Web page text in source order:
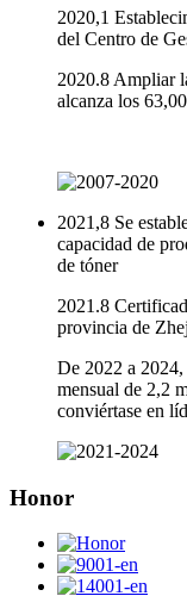
2020,1
del Centro de
2020.8 Ampliar
alcanza los
2021,8 Se
capacidad de
de tóner
2021.8
provincia de
De 2022 a 2024,
mensual de 2,2
conviértase en
Honor